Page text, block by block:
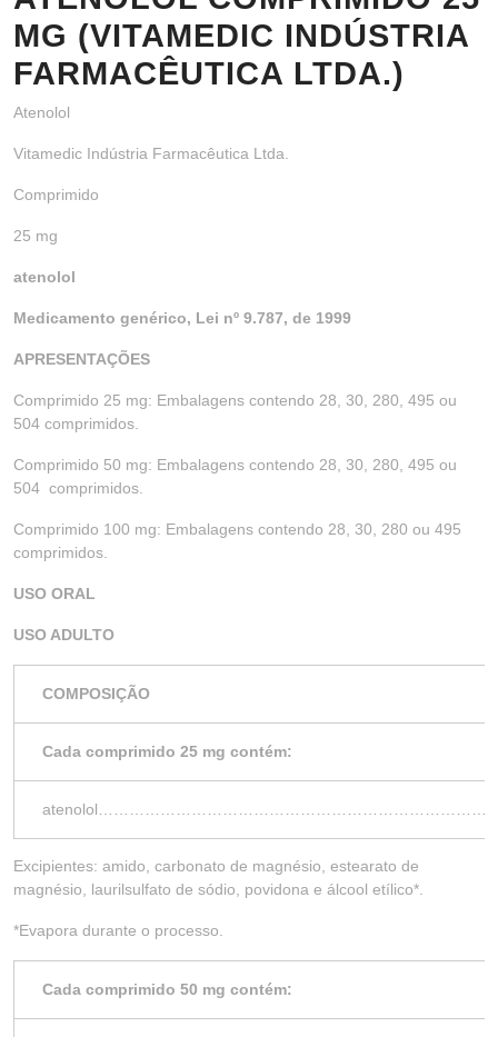
MG (VITAMEDIC INDÚSTRIA
FARMACÊUTICA LTDA.)
Atenolol
Vitamedic Indústria Farmacêutica Ltda.
Comprimido
25 mg
atenolol
Medicamento genérico, Lei nº 9.787, de 1999
APRESENTAÇÕES
Comprimido 25 mg: Embalagens contendo 28, 30, 280, 495 ou
504 comprimidos.
Comprimido 50 mg: Embalagens contendo 28, 30, 280, 495 ou
504 comprimidos.
Comprimido 100 mg: Embalagens contendo 28, 30, 280 ou 495
comprimidos.
USO ORAL
USO ADULTO
COMPOSIÇÃO
Cada comprimido 25 mg contém:
Excipientes: amido, carbonato de magnésio, estearato de
magnésio, laurilsulfato de sódio, povidona e álcool etílico*.
*Evapora durante o processo.
Cada comprimido 50 mg contém: